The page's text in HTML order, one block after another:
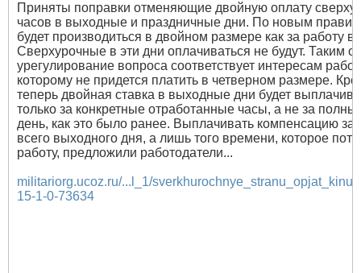
Приняты поправки отменяющие двойную оплату
часов в выходные и праздничные дни. По новым
будет производиться в двойном размере как за работу
Сверхурочные в эти дни оплачиваться не будут. Таким
урегулирование вопроса соответствует интересам
которому не придется платить в четверном размере.
теперь двойная ставка в выходные дни будет
только за конкретные отработанные часы, а не за
день, как это было ранее. Выплачивать компенсацию за
всего выходного дня, а лишь того времени, которое
работу, предложили работодатели...
militariorg.ucoz.ru/...l_1/
15-1-0-73634